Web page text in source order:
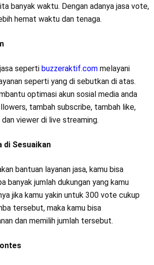
banyak waktu. Dengan adanya jasa vote,
hemat waktu dan tenaga.
seperti buzzeraktif.com melayani
seperti yang di sebutkan di atas.
optimasi akun sosial media anda
tambah subscribe, tambah like,
viewer di live streaming.
di Sesuaikan
bantuan layanan jasa, kamu bisa
banyak jumlah dukungan yang kamu
jika kamu yakin untuk 300 vote cukup
tersebut, maka kamu bisa
dan memilih jumlah tersebut.